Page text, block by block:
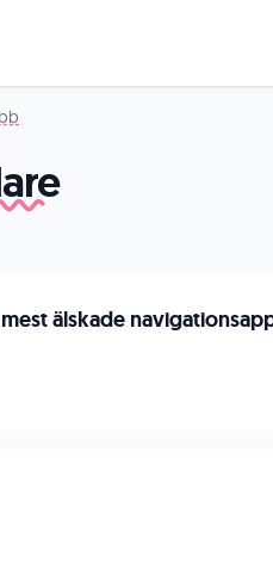
älskade